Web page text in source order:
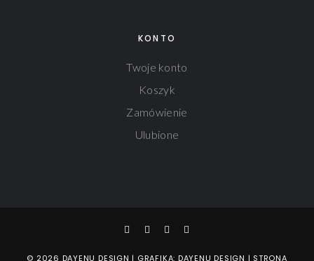
KONTO
Twoje konto
Koszyk
Zamówienie
Ulubione
© 2026 DAYENU DESIGN | GRAFIKA: DAYENU DESIGN | STRONA